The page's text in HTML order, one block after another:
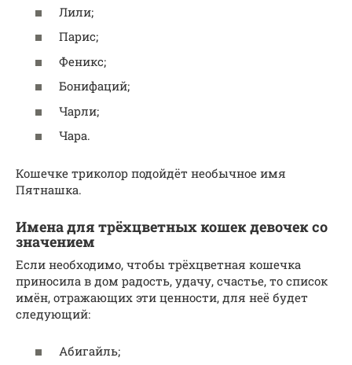
Лили;
Парис;
Феникс;
Бонифаций;
Чарли;
Чара.
Кошечке триколор подойдёт необычное имя
Пятнашка.
Имена для трёхцветных кошек девочек со
значением
Если необходимо, чтобы трёхцветная кошечка
приносила в дом радость, удачу, счастье, то список
имён, отражающих эти ценности, для неё будет
следующий:
Абигайль;